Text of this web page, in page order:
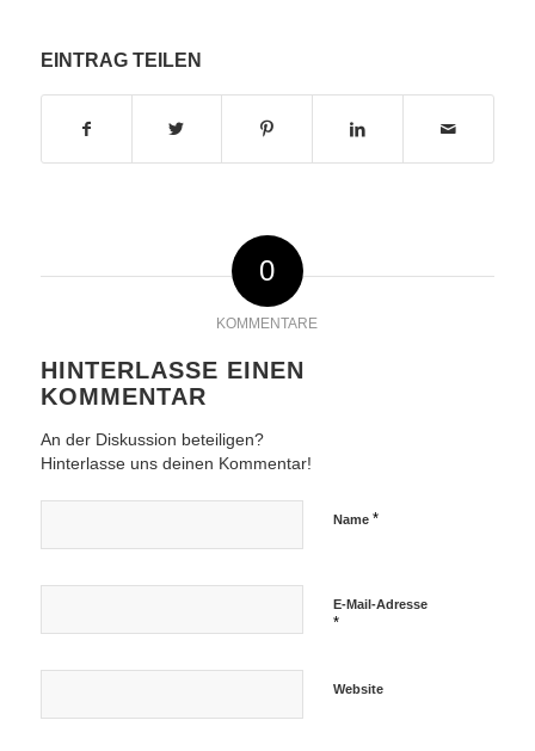
EINTRAG TEILEN
0
KOMMENTARE
HINTERLASSE EINEN
KOMMENTAR
An der Diskussion beteiligen?
Hinterlasse uns deinen Kommentar!
Name *
E-Mail-Adresse
*
Website